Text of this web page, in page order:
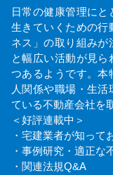
日常の健康管理に
生きていくための行
ネス」の取り組み
と幅広い活動が見
つあるようです。本
人関係や職場・生
ている不動産会社を
＜好評連載中＞
・宅建業者が知って
・事例研究・適正な
・関連法規Q&A